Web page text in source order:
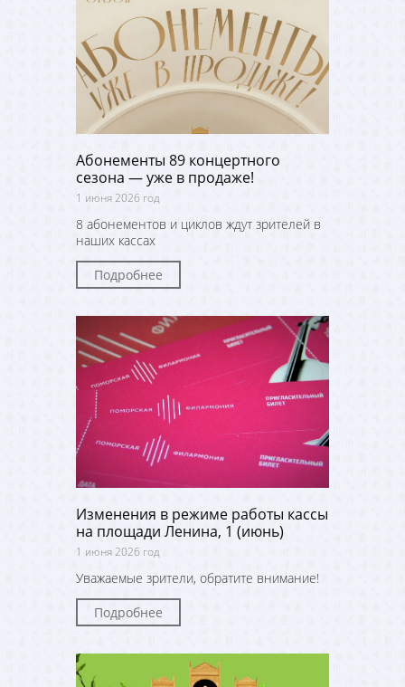
Абонементы 89 концертного
сезона — уже в продаже!
1 июня 2026 год
8 абонементов и циклов ждут зрителей в
наших кассах
Подробнее
Изменения в режиме работы кассы
на площади Ленина, 1 (июнь)
1 июня 2026 год
Уважаемые зрители, обратите внимание!
Подробнее